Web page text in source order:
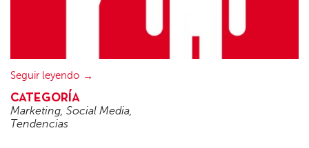
Seguir leyendo
CATEGORÍA
Marketing, Social Media,
Tendencias